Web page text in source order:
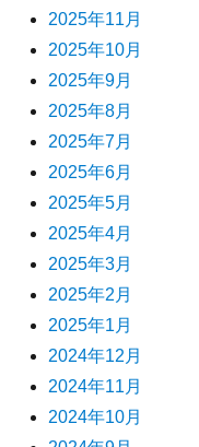
2025年11月
2025年10月
2025年9月
2025年8月
2025年7月
2025年6月
2025年5月
2025年4月
2025年3月
2025年2月
2025年1月
2024年12月
2024年11月
2024年10月